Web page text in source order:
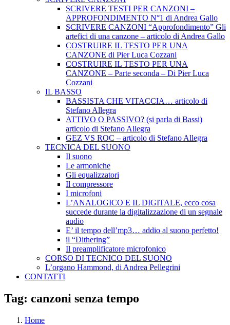
SCRIVERE TESTI PER CANZONI –
APPROFONDIMENTO N°1 di Andrea Gallo
SCRIVERE CANZONI “Approfondimento” Gli
artefici di una canzone – articolo di Andrea Gallo
COSTRUIRE IL TESTO PER UNA
CANZONE di Pier Luca Cozzani
COSTRUIRE IL TESTO PER UNA
CANZONE – Parte seconda – Di Pier Luca
Cozzani
IL BASSO
BASSISTA CHE VITACCIA… articolo di
Stefano Allegra
ATTIVO O PASSIVO? (si parla di Bassi)
articolo di Stefano Allegra
GEZ VS ROC – articolo di Stefano Allegra
TECNICA DEL SUONO
Il suono
Le armoniche
Gli equalizzatori
Il compressore
I microfoni
L’ANALOGICO E IL DIGITALE, ecco cosa
succede durante la digitalizzazione di un segnale
audio
E’ il tempo dell’mp3… addio al suono perfetto!
il “Dithering”
Il preamplificatore microfonico
CORSO DI TECNICO DEL SUONO
L’organo Hammond, di Andrea Pellegrini
CONTATTI
Tag: canzoni senza tempo
Home